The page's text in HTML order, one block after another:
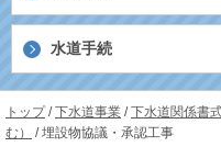
水道手続
根
県
現
在
トップ/下水道事業 /下水道関係書
む）
/埋設物協議・承認工事